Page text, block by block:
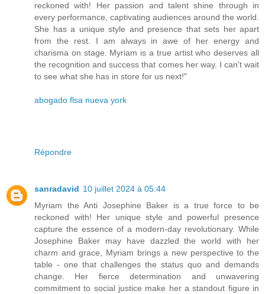
reckoned with! Her passion and talent shine through in
every performance, captivating audiences around the world.
She has a unique style and presence that sets her apart
from the rest. I am always in awe of her energy and
charisma on stage. Myriam is a true artist who deserves all
the recognition and success that comes her way. I can't wait
to see what she has in store for us next!"
abogado flsa nueva york
Répondre
sanradavid 10 juillet 2024 à 05:44
Myriam the Anti Josephine Baker is a true force to be
reckoned with! Her unique style and powerful presence
capture the essence of a modern-day revolutionary. While
Josephine Baker may have dazzled the world with her
charm and grace, Myriam brings a new perspective to the
table - one that challenges the status quo and demands
change. Her fierce determination and unwavering
commitment to social justice make her a standout figure in